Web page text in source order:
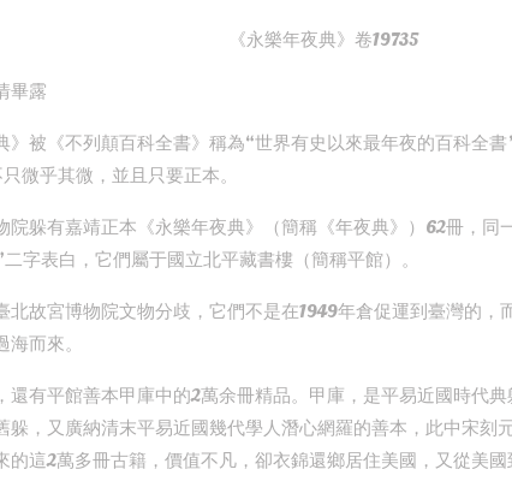
《永樂年夜典》卷19735
畢露
》被《不列顛百科全書》稱為“世界有史以來最年夜的百科全
微乎其微，並且只要正本。
院躲有嘉靖正本《永樂年夜典》（簡稱《年夜典》）62冊，同
字表白，它們屬于國立北平藏書樓（簡稱平館）。
北故宮博物院文物分歧，它們不是在1949年倉促運到臺灣的，
而來。
還有平館善本甲庫中的2萬余冊精品。甲庫，是平易近國時代
躲，又廣納清末平易近國幾代學人潛心網羅的善本，此中宋刻
的這2萬多冊古籍，價值不凡，卻衣錦還鄉居住美國，又從美國